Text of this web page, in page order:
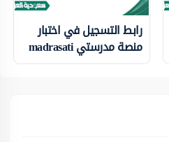
رابط التسجيل في اختبار
منصة مدرستي madrasati